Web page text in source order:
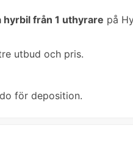
hyrbil från 1 uthyrare på
utbud och pris.
för deposition.